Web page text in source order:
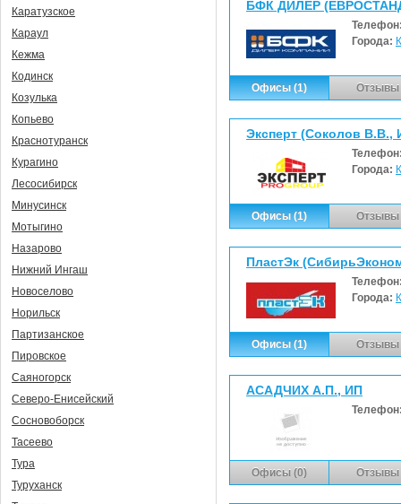
БФК ДИЛЕР
Города:
Офисы (1) Отзывы
Эксперт (Соколов В.В.,
Города:
Офисы (1) Отзывы
ПластЭк
Города:
Офисы (1) Отзывы
АСАДЧИХ А.П., ИП
Офисы (0) Отзывы
Каратузское
Караул
Кежма
Кодинск
Козулька
Копьево
Краснотуранск
Курагино
Лесосибирск
Минусинск
Мотыгино
Назарово
Нижний Ингаш
Новоселово
Норильск
Партизанское
Пировское
Саяногорск
Северо-Енисейский
Сосновоборск
Тасеево
Тура
Туруханск